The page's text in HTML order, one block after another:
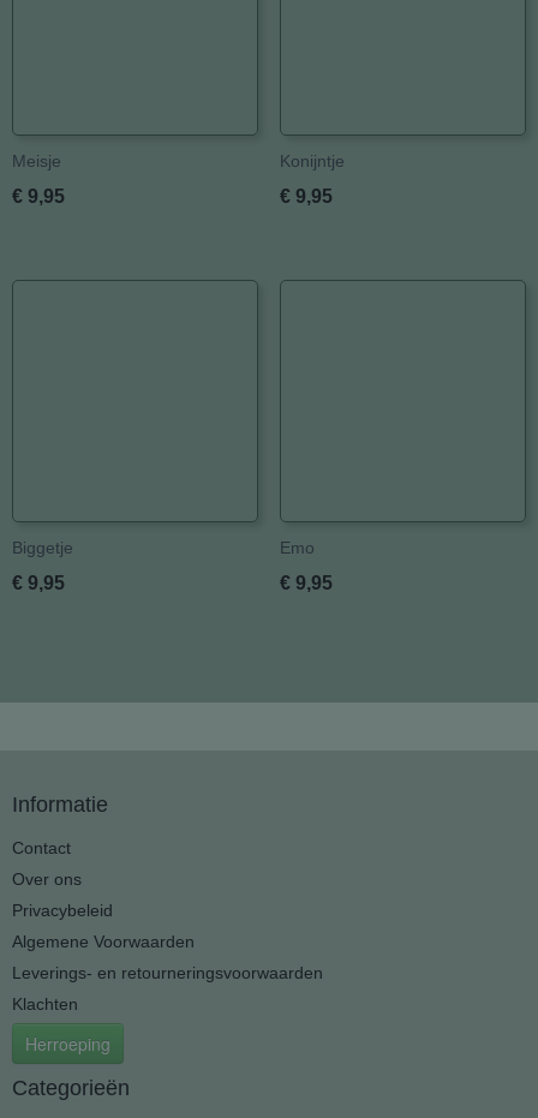
Meisje
€ 9,95
Konijntje
€ 9,95
Biggetje
€ 9,95
Emo
€ 9,95
Informatie
Contact
Over ons
Privacybeleid
Algemene Voorwaarden
Leverings- en retourneringsvoorwaarden
Klachten
Herroeping
Categorieën